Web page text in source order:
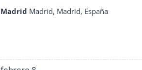
Madrid Madrid, Madrid, España